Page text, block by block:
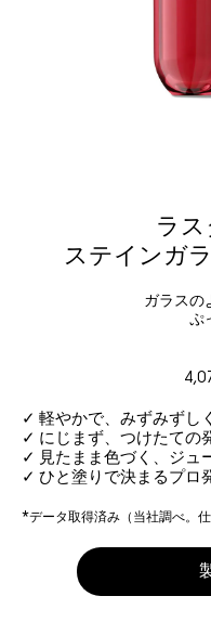
ラス
ステインガ
ガラスの
ぷ
✓ 軽やかで、みずみずし
✓ にじまず、つけたての
✓ 見たまま色づく、ジュ
✓ ひと塗りで決まるプロ
*データ取得済み（当社調べ。